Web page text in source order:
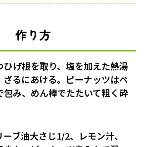
作り方
げ根を取り、塩を加えた熱湯
ざるにあける。ピーナッツはペ
包み、めん棒でたたいて粗く砕
ブ油大さじ1/2、レモン汁、